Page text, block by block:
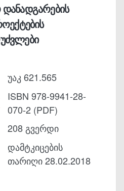
დანადგარების
უაკ 621.565
ISBN 978-9941-28-
070-2 (PDF)
208 გვერდი
დამტკიცების
თარიღი 28.02.2018